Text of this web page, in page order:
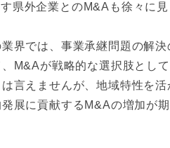
県外企業とのM&Aも徐々に
業界では、事業承継問題の解
M&Aが戦略的な選択肢とし
言えませんが、地域特性を
展に貢献するM&Aの増加が期